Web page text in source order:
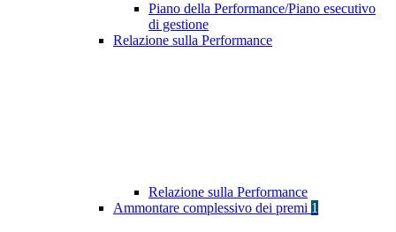
Piano della Performance/Piano esecutivo
di gestione
Relazione sulla Performance
Relazione sulla Performance
Ammontare complessivo dei premi 1